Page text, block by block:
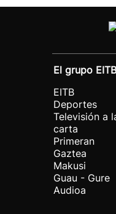
El grupo EITB
EITB
Deportes
Televisión a
carta
Primeran
Gaztea
Makusi
Guau - Gure
Audioa